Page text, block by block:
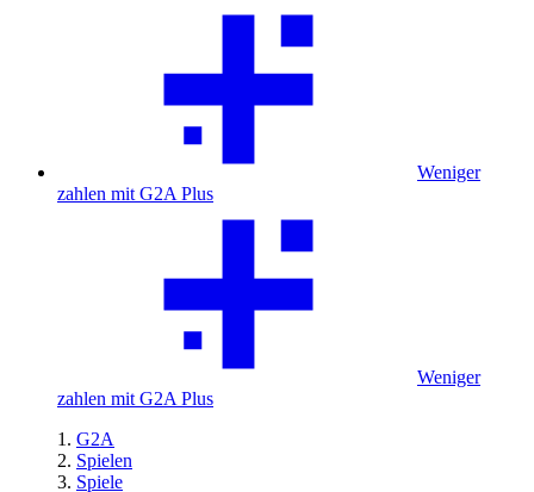
Weniger
zahlen mit G2A Plus
Weniger
zahlen mit G2A Plus
G2A
Spielen
Spiele